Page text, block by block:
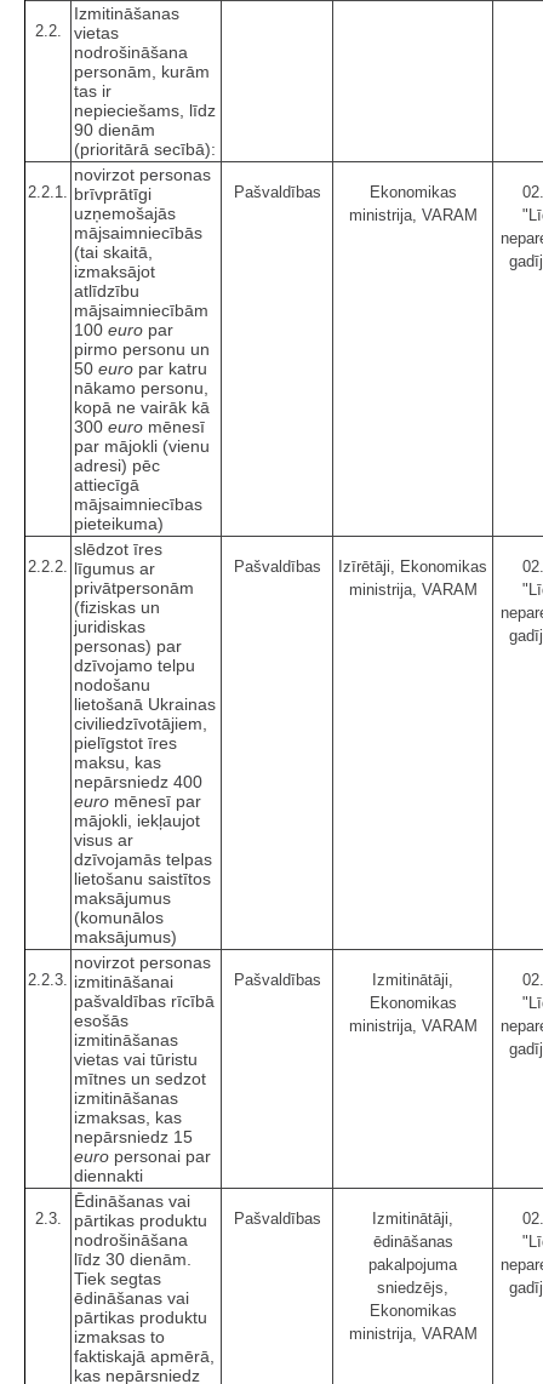
2.2.
Izmitināšanas
vietas
nodrošināšana
personām, kurām
tas ir
nepieciešams, līdz
90 dienām
(prioritārā secībā):
2.2.1.
novirzot personas
brīvprātīgi
uzņemošajās
mājsaimniecībās
(tai skaitā,
izmaksājot
atlīdzību
mājsaimniecībām
100 euro par
pirmo personu un
50 euro par katru
nākamo personu,
kopā ne vairāk kā
300 euro mēnesī
par mājokli (vienu
adresi) pēc
attiecīgā
mājsaimniecības
pieteikuma)
Pašvaldības
Ekonomikas
ministrija, VARAM
2.2.2.
slēdzot īres
līgumus ar
privātpersonām
(fiziskas un
juridiskas
personas) par
dzīvojamo telpu
nodošanu
lietošanā Ukrainas
civiliedzīvotājiem,
pielīgstot īres
maksu, kas
nepārsniedz 400
euro mēnesī par
mājokli, iekļaujot
visus ar
dzīvojamās telpas
lietošanu saistītos
maksājumus
(komunālos
maksājumus)
Pašvaldības
Izīrētāji, Ekonomikas
ministrija, VARAM
2.2.3.
novirzot personas
izmitināšanai
pašvaldības rīcībā
esošās
izmitināšanas
vietas vai tūristu
mītnes un sedzot
izmitināšanas
izmaksas, kas
nepārsniedz 15
euro personai par
diennakti
Pašvaldības
Izmitinātāji,
Ekonomikas
ministrija, VARAM
2.3.
Ēdināšanas vai
pārtikas produktu
nodrošināšana
līdz 30 dienām.
Tiek segtas
ēdināšanas vai
pārtikas produktu
izmaksas to
faktiskajā apmērā,
kas nepārsniedz
Pašvaldības
Izmitinātāji,
ēdināšanas
pakalpojuma
sniedzējs,
Ekonomikas
ministrija, VARAM